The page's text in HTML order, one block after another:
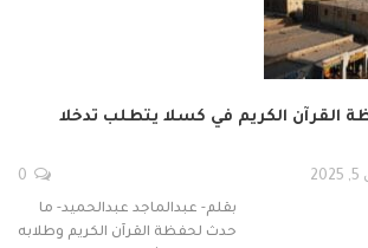
القرآن الكريم في كسلا يتطلب تدخلا
بقلم- عبدالماجد عبدالحميد- ما
حدث لحفظة القرآن الكريم وطلابه